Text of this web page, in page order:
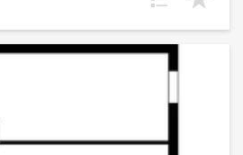
дома. Площадь составляет
на тихий двор, что создает
с развитой инфраструктурой. В
магазины, в этом же доме на
и зоны отдыха. Удобное
все необходимое для